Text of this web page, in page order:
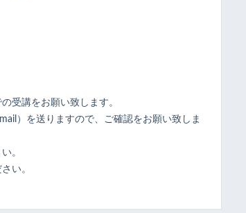
受講をお願い致します。
）を送りますので、ご確認をお願い致しま
。
い。